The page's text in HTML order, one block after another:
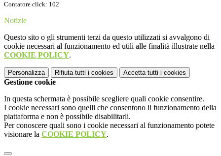
Contatore click: 102
Notizie
Questo sito o gli strumenti terzi da questo utilizzati si avvalgono di
cookie necessari al funzionamento ed utili alle finalità illustrate nella
COOKIE POLICY.
Personalizza Rifiuta tutti i cookies Accetta tutti i cookies
Gestione cookie
In questa schermata è possibile scegliere quali cookie consentire.
I cookie necessari sono quelli che consentono il funzionamento della
piattaforma e non è possibile disabilitarli.
Per conoscere quali sono i cookie necessari al funzionamento potete
visionare la COOKIE POLICY.